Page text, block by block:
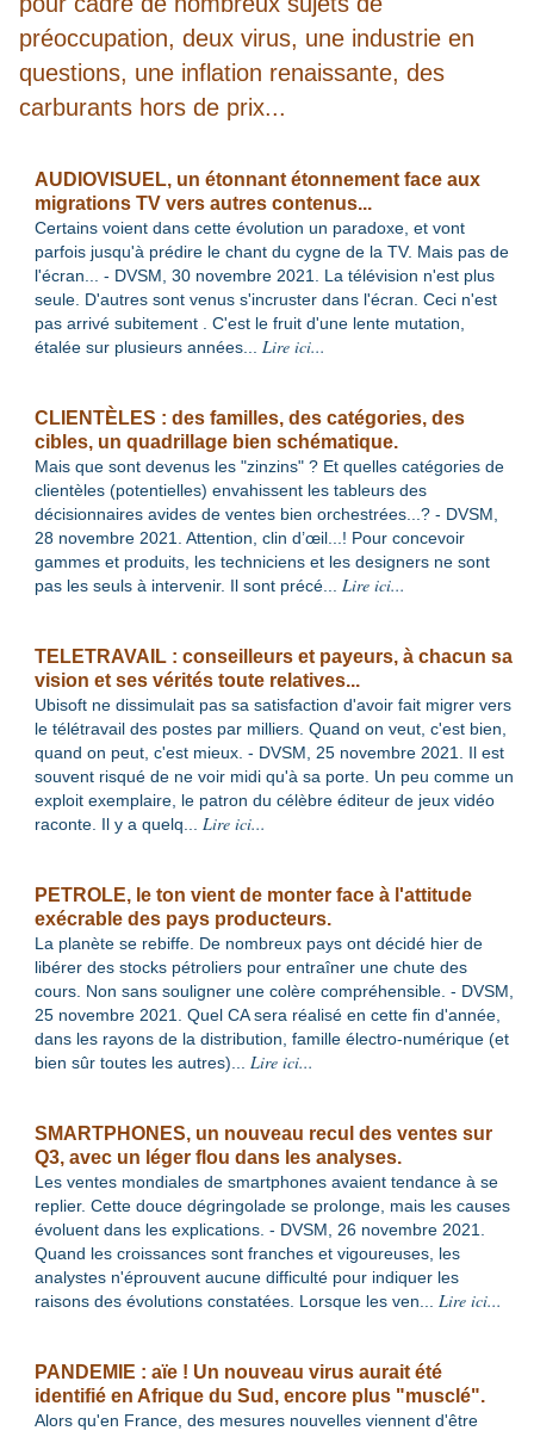
préoccupation, deux virus, une industrie en
questions, une inflation renaissante, des
carburants hors de prix...
AUDIOVISUEL, un étonnant étonnement face aux
migrations TV vers autres contenus...
Certains voient dans cette évolution un paradoxe, et vont
parfois jusqu'à prédire le chant du cygne de la TV. Mais pas de
l'écran... - DVSM, 30 novembre 2021. La télévision n'est plus
seule. D'autres sont venus s'incruster dans l'écran. Ceci n'est
pas arrivé subitement . C'est le fruit d'une lente mutation,
étalée sur plusieurs années
Lire ici...
CLIENTÈLES : des familles, des catégories, des
cibles, un quadrillage bien schématique.
Mais que sont devenus les "zinzins" ? Et quelles catégories de
clientèles (potentielles) envahissent les tableurs des
décisionnaires avides de ventes bien orchestrées...? - DVSM,
28 novembre 2021. Attention, clin d’œil...! Pour concevoir
gammes et produits, les techniciens et les designers ne sont
pas les seuls à intervenir. Il sont précé
Lire ici...
TELETRAVAIL : conseilleurs et payeurs, à chacun sa
vision et ses vérités toute relatives...
Ubisoft ne dissimulait pas sa satisfaction d'avoir fait migrer vers
le télétravail des postes par milliers. Quand on veut, c'est bien,
quand on peut, c'est mieux. - DVSM, 25 novembre 2021. Il est
souvent risqué de ne voir midi qu'à sa porte. Un peu comme un
exploit exemplaire, le patron du célèbre éditeur de jeux vidéo
raconte. Il y a quelq
Lire ici...
PETROLE, le ton vient de monter face à l'attitude
exécrable des pays producteurs.
La planète se rebiffe. De nombreux pays ont décidé hier de
libérer des stocks pétroliers pour entraîner une chute des
cours. Non sans souligner une colère compréhensible. - DVSM,
25 novembre 2021. Quel CA sera réalisé en cette fin d'année,
dans les rayons de la distribution, famille électro-numérique (et
bien sûr toutes les autres)
Lire ici...
SMARTPHONES, un nouveau recul des ventes sur
Q3, avec un léger flou dans les analyses.
Les ventes mondiales de smartphones avaient tendance à se
replier. Cette douce dégringolade se prolonge, mais les causes
évoluent dans les explications. - DVSM, 26 novembre 2021.
Quand les croissances sont franches et vigoureuses, les
analystes n'éprouvent aucune difficulté pour indiquer les
raisons des évolutions constatées. Lorsque les ven
Lire ici...
PANDEMIE : aïe ! Un nouveau virus aurait été
identifié en Afrique du Sud, encore plus "musclé".
Alors qu'en France, des mesures nouvelles viennent d'être